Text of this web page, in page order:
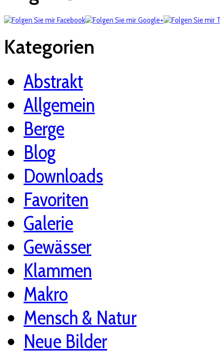
Kategorien
Abstrakt
Allgemein
Berge
Blog
Downloads
Favoriten
Galerie
Gewässer
Klammen
Makro
Mensch & Natur
Neue Bilder